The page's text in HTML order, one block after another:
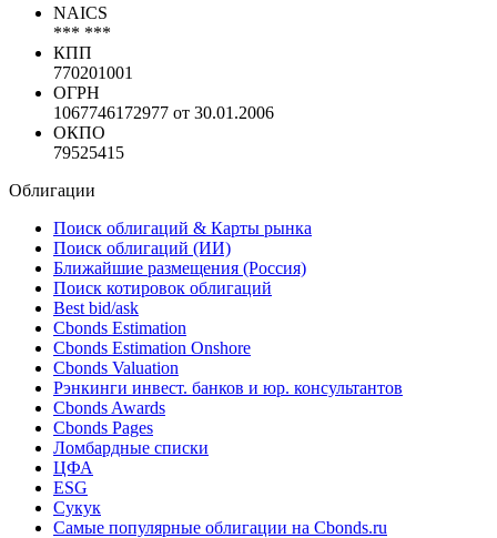
NAICS
*** ***
КПП
770201001
ОГРН
1067746172977 от 30.01.2006
ОКПО
79525415
Облигации
Поиск облигаций & Карты рынка
Поиск облигаций (ИИ)
Ближайшие размещения (Россия)
Поиск котировок облигаций
Best bid/ask
Cbonds Estimation
Cbonds Estimation Onshore
Cbonds Valuation
Рэнкинги инвест. банков и юр. консультантов
Cbonds Awards
Cbonds Pages
Ломбардные списки
ЦФА
ESG
Сукук
Самые популярные облигации на Cbonds.ru